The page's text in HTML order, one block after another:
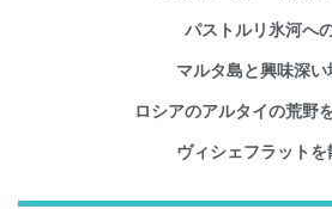
パストルリ氷河へ
マルタ島と興味深い
ロシアのアルタイの荒野
ヴィシェフラットを